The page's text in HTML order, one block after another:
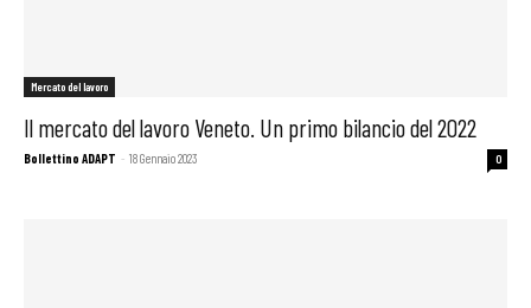
Mercato del lavoro
Il mercato del lavoro Veneto. Un primo bilancio del 2022
Bollettino ADAPT - 18 Gennaio 2023 0